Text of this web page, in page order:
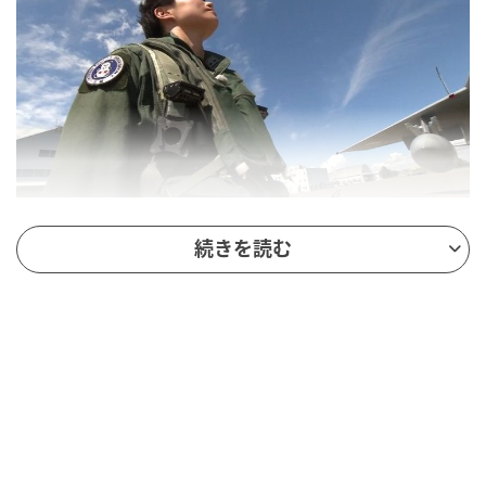
この空へ特別な思いで向かったパイロットがいまし
続きを読む